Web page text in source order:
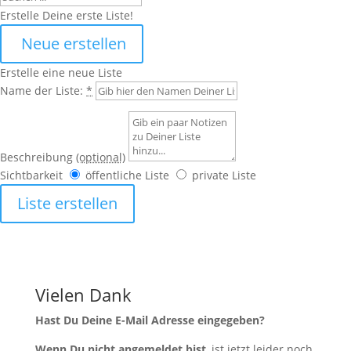
Erstelle Deine erste Liste!
Neue erstellen
Erstelle eine neue Liste
Name der Liste: *
Beschreibung (optional)
Sichtbarkeit
öffentliche Liste private Liste
Liste erstellen
Vielen Dank
Hast Du Deine E-Mail Adresse eingegeben?